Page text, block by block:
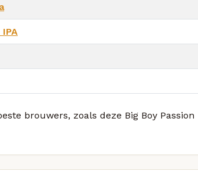
brouwers, zoals deze Big Boy Passion